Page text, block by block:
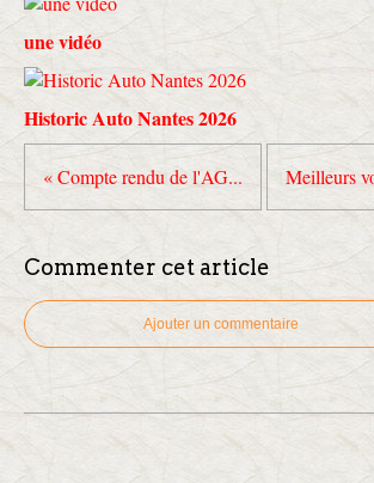
une vidéo
Historic Auto Nantes 2026
« Compte rendu de l'AG... Meilleurs
Commenter cet article
Ajouter un commentaire